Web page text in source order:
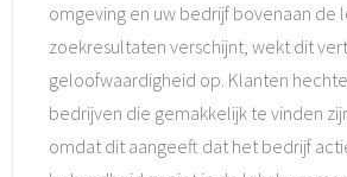
omgeving en uw bedrijf bovenaan de
zoekresultaten verschijnt, wekt dit
geloofwaardigheid op. Klanten
bedrijven die gemakkelijk te vinden
omdat dit aangeeft dat het bedrijf